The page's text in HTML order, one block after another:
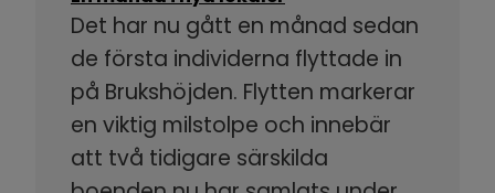
Det har nu gått en månad sedan
de första individerna flyttade in
på Brukshöjden. Flytten markerar
en viktig milstolpe och innebär
att två tidigare särskilda